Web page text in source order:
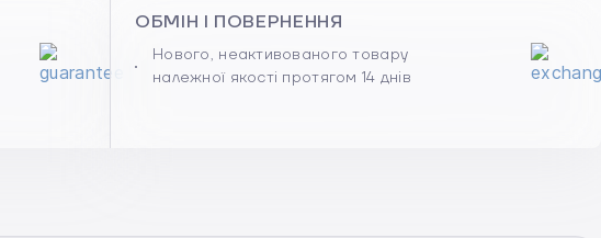
ОБМІН І ПОВЕРНЕННЯ
Нового, неактивованого товару
належної якості протягом 14 днів